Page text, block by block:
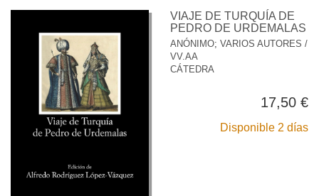
VIAJE DE TURQUÍA DE
PEDRO DE URDEMALAS
ANÓNIMO; VARIOS AUTORES /
VV.AA
CÁTEDRA
17,50 €
Disponible 2 días